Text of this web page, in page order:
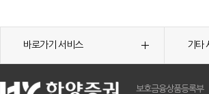
바로가기 서비스 기타
보호금융상품등록부